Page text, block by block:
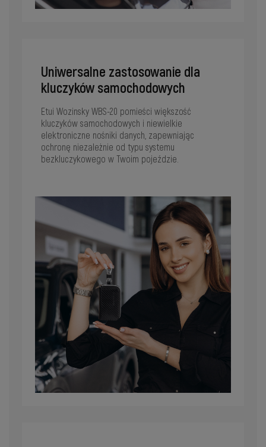
Uniwersalne zastosowanie dla
kluczyków samochodowych
Etui Wozinsky WBS-20 pomieści większość
kluczyków samochodowych i niewielkie
elektroniczne nośniki danych, zapewniając
ochronę niezależnie od typu systemu
bezkluczykowego w Twoim pojeździe.